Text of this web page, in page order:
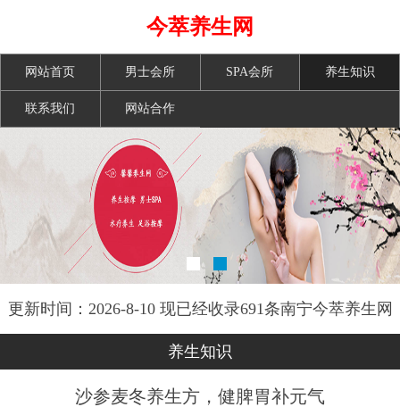
今萃养生网
网站首页 男士会所 SPA会所 养生知识
联系我们 网站合作
更新时间：2026-8-10 现已经收录691条南宁今萃养生网
信息
养生知识
沙参麦冬养生方，健脾胃补元气